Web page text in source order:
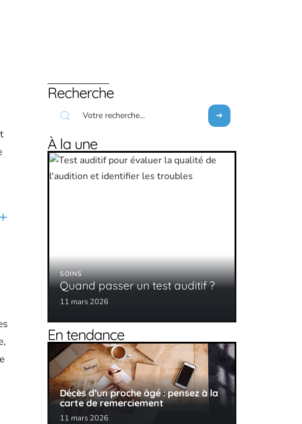
Recherche
À la une
SOINS
Quand passer un test auditif ?
11 mars 2026
En tendance
Décès d’un proche âgé : pensez à la
carte de remerciement
11 mars 2026